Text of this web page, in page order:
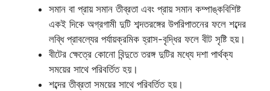
সমান বা প্রায় সমান তীব্রতা এবং প্রায় সমান কম্পাঙ্কবিশিষ্ট
একই দিকে অগ্রগামী দুটি শব্দতরঙ্গের উপরিপাতনের ফলে শব্দের
লব্ধি প্রাবল্যের পর্যায়ক্রমিক হ্রাস-বৃদ্ধির ফলে বীট সৃষ্টি হয়।
বীটের ক্ষেত্রে কোনো বিন্দুতে তরঙ্গ দুটির মধ্যে দশা পার্থক্য
সময়ের সাথে পরিবর্তিত হয়।
শব্দের তীব্রতা সময়ের সাথে পরিবর্তিত হয়।